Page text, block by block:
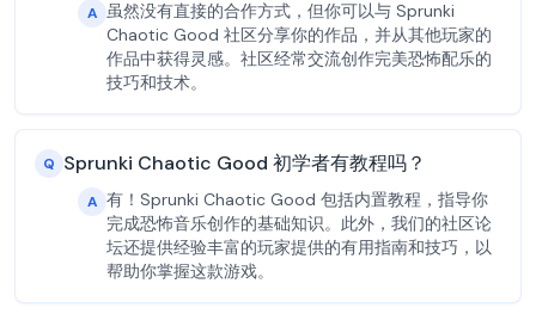
A 虽然没有直接的合作方式，但你可以与 Sprunki
Chaotic Good 社区分享你的作品，并从其他玩家的
作品中获得灵感。社区经常交流创作完美恐怖配乐的
技巧和技术。
Q Sprunki Chaotic Good 初学者有教程吗？
A 有！Sprunki Chaotic Good 包括内置教程，指导你
完成恐怖音乐创作的基础知识。此外，我们的社区论
坛还提供经验丰富的玩家提供的有用指南和技巧，以
帮助你掌握这款游戏。